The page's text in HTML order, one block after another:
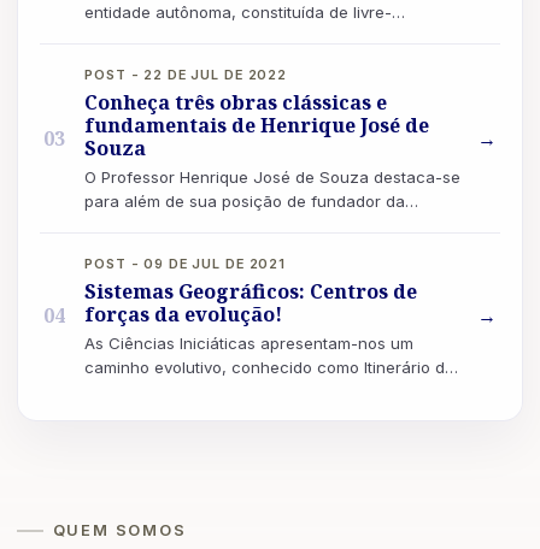
entidade autônoma, constituída de livre-
03
POST - 22 DE JUL DE 2022
Conheça três obras clássicas e
fundamentais de Henrique José de
Souza
O Professor Henrique José de Souza destaca-se
para além de sua posição de fundador da
→
04
POST - 09 DE JUL DE 2021
Sistemas Geográficos: Centros de
forças da evolução!
As Ciências Iniciáticas apresentam-nos um
caminho evolutivo, conhecido como Itinerário de
→
QUEM SOMOS